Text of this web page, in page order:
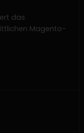
das
Magento-